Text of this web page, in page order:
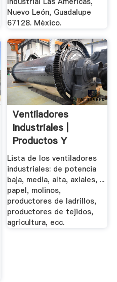
Nuevo León, Guadalupe
67128. México.
Ventiladores
Industriales |
Productos Y
Accesorios.
Lista de los ventiladores
industriales: de potencia
baja, media, alta, axiales, ...
papel, molinos,
productores de ladrillos,
productores de tejidos,
agricultura, ecc.